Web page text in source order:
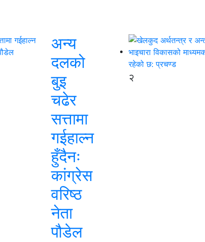
अन्य
दलको
बुइ
चढेर
सत्तामा
गईहाल्न
हुँदैनः
कांग्रेस
वरिष्ठ
नेता
पौडेल
२